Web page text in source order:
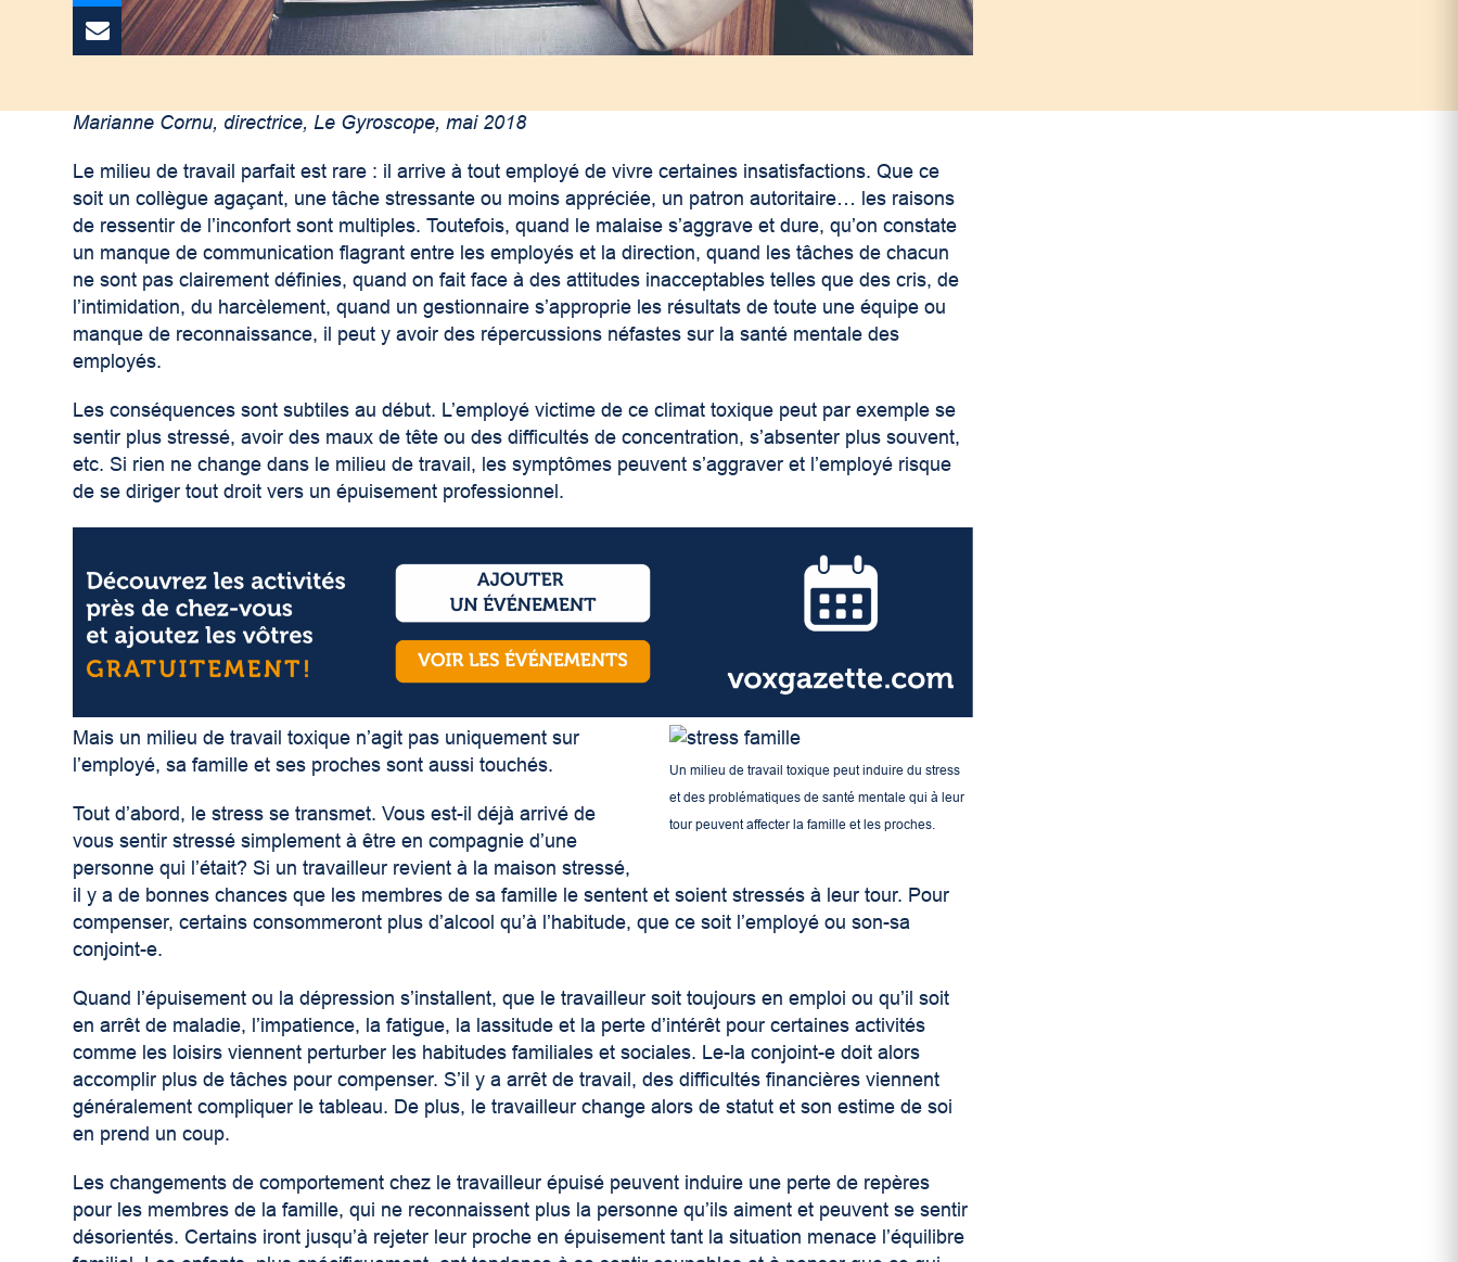
Marianne Cornu, directrice, Le Gyroscope, mai 2018
Le milieu de travail parfait est rare : il arrive à tout employé de vivre certaines insatisfactions. Que ce
soit un collègue agaçant, une tâche stressante ou moins appréciée, un patron autoritaire… les raisons
de ressentir de l’inconfort sont multiples. Toutefois, quand le malaise s’aggrave et dure, qu’on constate
un manque de communication flagrant entre les employés et la direction, quand les tâches de chacun
ne sont pas clairement définies, quand on fait face à des attitudes inacceptables telles que des cris, de
l’intimidation, du harcèlement, quand un gestionnaire s’approprie les résultats de toute une équipe ou
manque de reconnaissance, il peut y avoir des répercussions néfastes sur la santé mentale des
employés.
Les conséquences sont subtiles au début. L’employé victime de ce climat toxique peut par exemple se
sentir plus stressé, avoir des maux de tête ou des difficultés de concentration, s’absenter plus souvent,
etc. Si rien ne change dans le milieu de travail, les symptômes peuvent s’aggraver et l’employé risque
de se diriger tout droit vers un épuisement professionnel.
Un milieu de travail toxique peut induire du stress
et des problématiques de santé mentale qui à leur
tour peuvent affecter la famille et les proches.
Mais un milieu de travail toxique n’agit pas uniquement sur
l’employé, sa famille et ses proches sont aussi touchés.
Tout d’abord, le stress se transmet. Vous est-il déjà arrivé de
vous sentir stressé simplement à être en compagnie d’une
personne qui l’était? Si un travailleur revient à la maison stressé,
il y a de bonnes chances que les membres de sa famille le sentent et soient stressés à leur tour. Pour
compenser, certains consommeront plus d’alcool qu’à l’habitude, que ce soit l’employé ou son-sa
conjoint-e.
Quand l’épuisement ou la dépression s’installent, que le travailleur soit toujours en emploi ou qu’il soit
en arrêt de maladie, l’impatience, la fatigue, la lassitude et la perte d’intérêt pour certaines activités
comme les loisirs viennent perturber les habitudes familiales et sociales. Le-la conjoint-e doit alors
accomplir plus de tâches pour compenser. S’il y a arrêt de travail, des difficultés financières viennent
généralement compliquer le tableau. De plus, le travailleur change alors de statut et son estime de soi
en prend un coup.
Les changements de comportement chez le travailleur épuisé peuvent induire une perte de repères
pour les membres de la famille, qui ne reconnaissent plus la personne qu’ils aiment et peuvent se sentir
désorientés. Certains iront jusqu’à rejeter leur proche en épuisement tant la situation menace l’équilibre